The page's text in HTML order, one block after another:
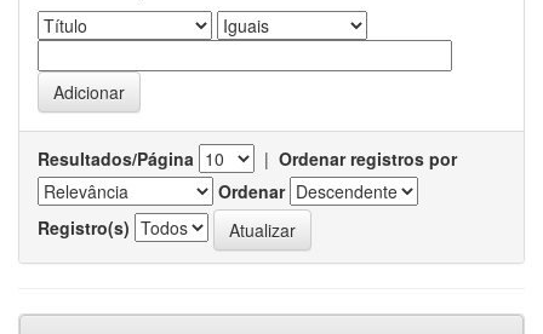
Resultados/Página | Ordenar registros por
Ordenar
Registro(s)